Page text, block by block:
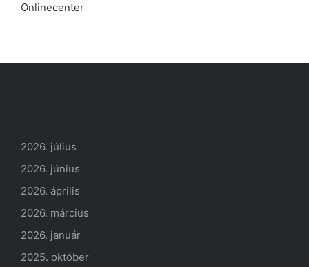
Onlinecenter
2026. július
2026. június
2026. április
2026. március
2026. január
2025. október